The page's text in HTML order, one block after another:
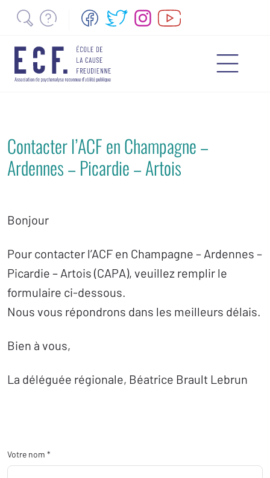
Contacter l’ACF en Champagne –
Ardennes – Picardie– Artois
Bonjour
Pour contacter l’ACF en Champagne – Ardennes –
Picardie – Artois (CAPA), veuillez remplir le
formulaire ci-dessous.
Nous vous répondrons dans les meilleurs délais.
Bien à vous,
La déléguée régionale, Béatrice Brault Lebrun
Votre nom *